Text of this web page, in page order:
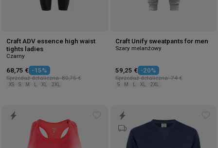
Craft ADV essence high waist
tights ladies
Czarny
68,75 € -15%
Sprzedaż detaliczna: 80,75 €
XS S M XL 2XL
Craft Unify sweatpants for men
Szary melanżowy
59,25 € -20%
Sprzedaż detaliczna: 74 €
S M XL 2XL